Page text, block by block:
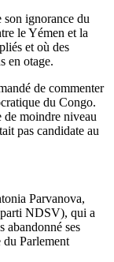
son ignorance du
le Yémen et la
et où des
en otage.
de commenter
du Congo.
de moindre niveau
pas candidate au
Parvanova,
NDSV), qui a
abandonné ses
du Parlement